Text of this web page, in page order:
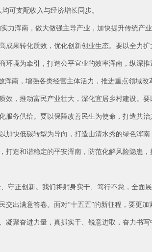
可支配收入与经济增长同步。
力浑南，做大做强主导产业，加快提升传统产
果转化质效，优化创新创业生态。要以全力
境为牵引，打造公平宜业的效率浑南，纵深
南，增强各类经营主体活力，推进重点领域
，推动富民产业壮大，深化宜居乡村建设。
务供给。要以保障改善民生为使命，打造共
快低碳转型为导向，打造山清水秀的绿色浑
造和谐稳定的平安浑南，防范化解风险隐患
守正创新。我们将躬身实干、笃行不怠，全面
出满意答卷。面对“十五五”的新征程，要更
聚奋进力量，真抓实干、锐意进取，奋力书